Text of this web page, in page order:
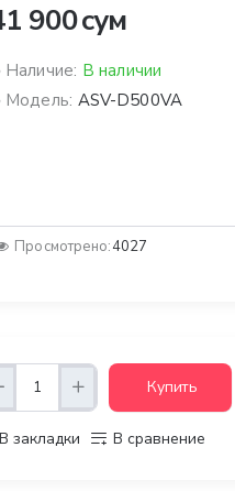
900 сум
Наличие: В наличии
Модель: ASV-D500VA
Просмотрено:4027
Купить
В закладки В сравнение